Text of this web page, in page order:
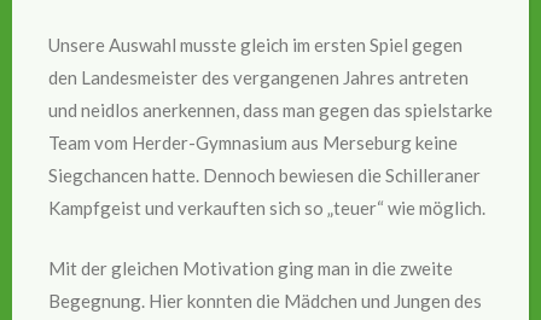
Unsere Auswahl musste gleich im ersten Spiel gegen
den Landesmeister des vergangenen Jahres antreten
und neidlos anerkennen, dass man gegen das spielstarke
Team vom Herder-Gymnasium aus Merseburg keine
Siegchancen hatte. Dennoch bewiesen die Schilleraner
Kampfgeist und verkauften sich so „teuer“ wie möglich.
Mit der gleichen Motivation ging man in die zweite
Begegnung. Hier konnten die Mädchen und Jungen des